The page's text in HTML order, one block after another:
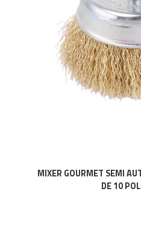
MIXER GOURMET SEMI
DE 10